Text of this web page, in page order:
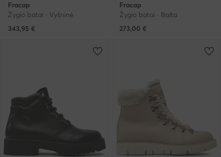
Fracap
Žygio batai · Vyšninė
343,95 €
Fracap
Žygio batai · Balta
273,00 €